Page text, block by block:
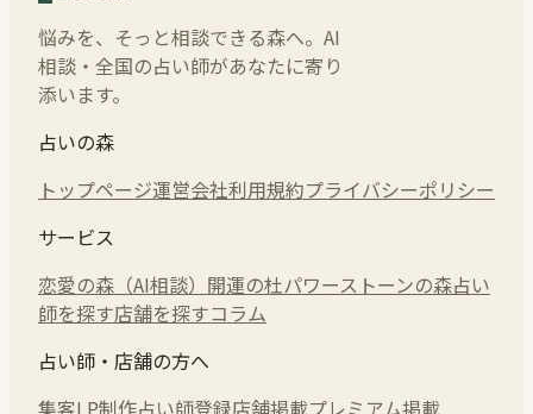
悩みを、そっと相談できる森へ。AI
相談・全国の占い師があなたに寄り
添います。
占いの森
トップページ運営会社利用規約プライバシーポリシー
サービス
恋愛の森（AI相談） 開運の杜パワーストーンの森占い
師を探す店舗を探すコラム
占い師・店舗の方へ
集客LP制作占い師登録店舗掲載プレミアム掲載